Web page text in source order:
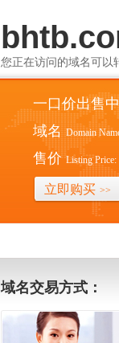
您正在访问的域名可以
一口价出售
域名 Domain
售价 Listing Price:
立即购买 >>
域名交易方式：